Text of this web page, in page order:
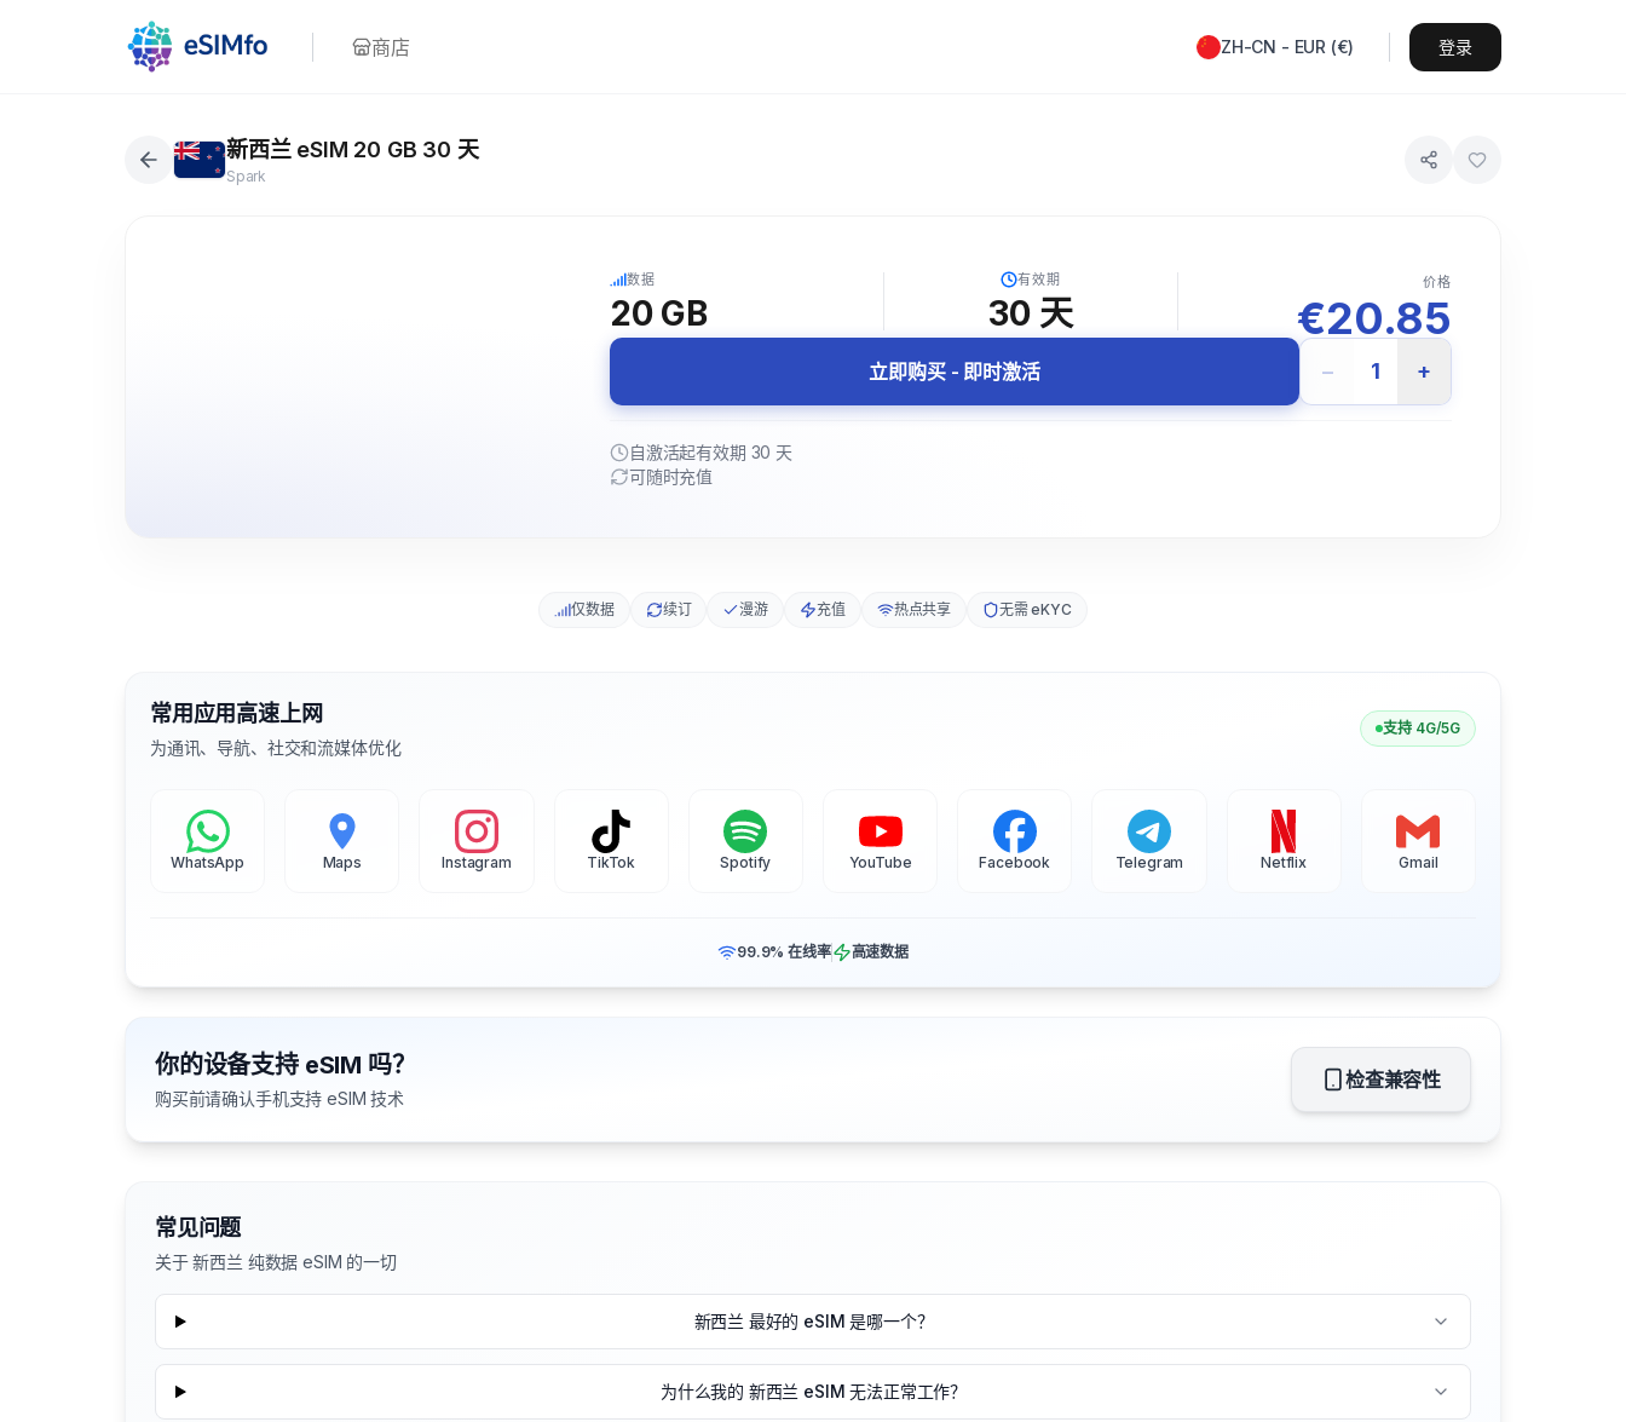
商店 ZH-CN - EUR (€) 登录
新西兰 eSIM 20 GB 30 天
Spark
数据
20 GB
有效期
30 天
价格
€20.85
立即购买 - 即时激活 − 1 +
自激活起有效期 30 天
可随时充值
仅数据 续订 漫游 充值 热点共享 无需 eKYC
常用应用高速上网
为通讯、导航、社交和流媒体优化
支持 4G/5G
WhatsApp Maps Instagram TikTok Spotify YouTube Facebook Telegram Netflix Gmail
99.9% 在线率 高速数据
你的设备支持 eSIM 吗？
购买前请确认手机支持 eSIM 技术
检查兼容性
常见问题
关于 新西兰 纯数据 eSIM 的一切
新西兰 最好的 eSIM 是哪一个？
为什么我的 新西兰 eSIM 无法正常工作？